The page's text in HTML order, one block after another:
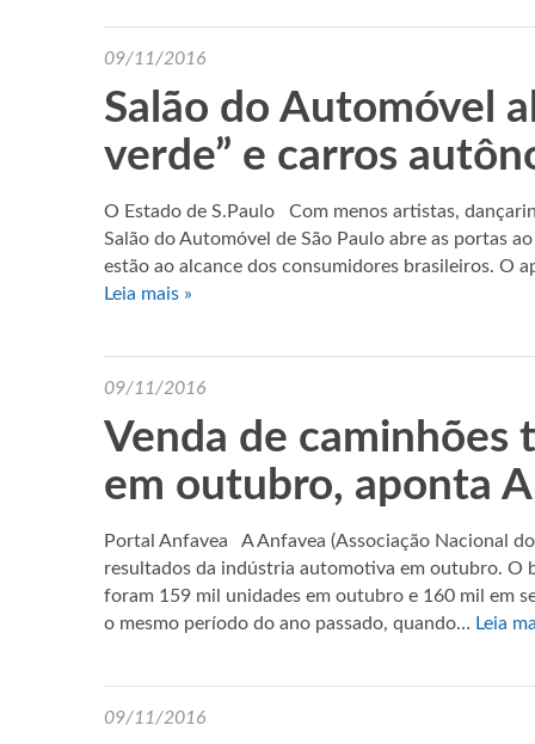
09/11/2016
Salão do Automóvel
verde” e carros
O Estado de S.Paulo Com menos artistas,
Salão do Automóvel de São Paulo abre as portas
estão ao alcance dos consumidores brasileiros. O
Leia mais »
09/11/2016
Venda de caminhões
em outubro, aponta
Portal Anfavea A Anfavea (Associação Nacional
resultados da indústria automotiva em outubro. O
foram 159 mil unidades em outubro e 160 mil em
o mesmo período do ano passado, quando… Leia
09/11/2016